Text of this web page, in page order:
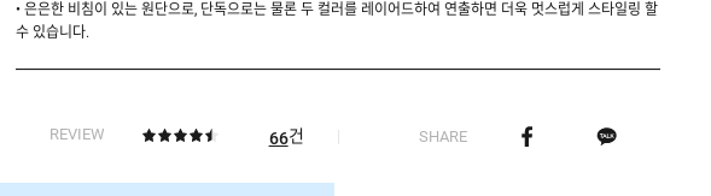
• 은은한 비침이 있는 원단으로, 단독으로는 물론 두 컬러를 레이어드하여 연출하면 더욱 멋스럽게 스타일링 할
수 있습니다.
REVIEW 66건 SHARE